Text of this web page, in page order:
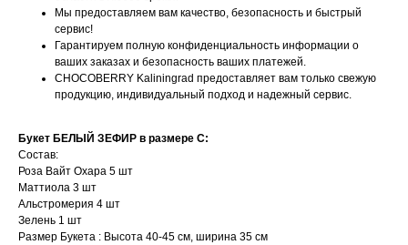
Мы предоставляем вам качество, безопасность и быстрый
сервис!
Гарантируем полную конфиденциальность информации о
ваших заказах и безопасность ваших платежей.
CHOCOBERRY Kaliningrad предоставляет вам только свежую
продукцию, индивидуальный подход и надежный сервис.
Букет БЕЛЫЙ ЗЕФИР в размере С:
Состав:
Роза Вайт Охара 5 шт
Маттиола 3 шт
Альстромерия 4 шт
Зелень 1 шт
Размер Букета : Высота 40-45 см, ширина 35 см